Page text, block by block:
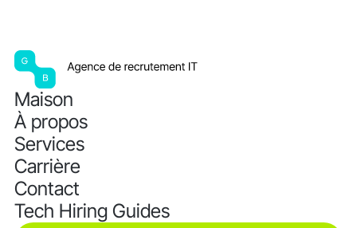
Maison
À propos
Services
Carrière
Contact
Tech Hiring Guides